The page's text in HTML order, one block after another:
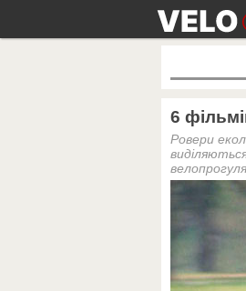
6
Ровери